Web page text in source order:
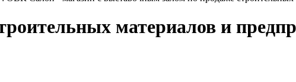
материалов и